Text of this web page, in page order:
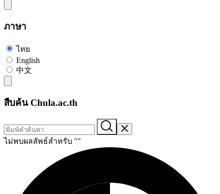
ภาษา
ไทย
English
中文
สืบค้น Chula.ac.th
ไม่พบผลลัพธ์สำหรับ ""